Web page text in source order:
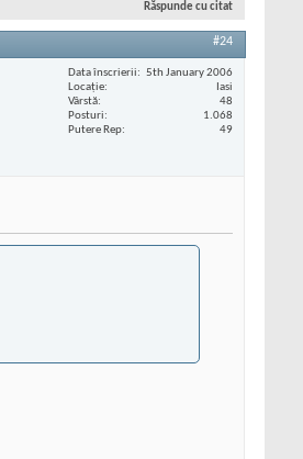
Răspunde cu citat
#24
Data înscrierii
5th January 2006
Locaţie
Iasi
Vârstă
48
Posturi
1.068
Putere Rep
49